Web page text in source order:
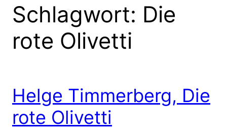
Schlagwort: Die
rote Olivetti
Helge Timmerberg, Die
rote Olivetti